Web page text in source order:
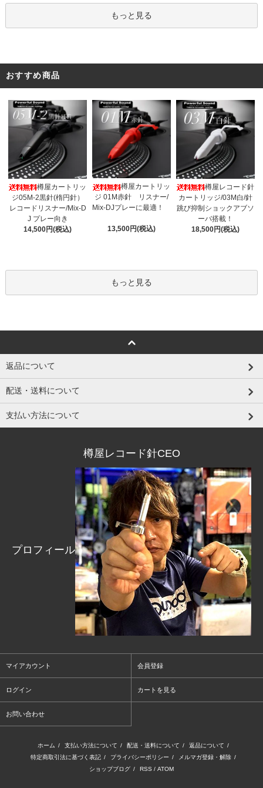
もっと見る
おすすめ商品
樽屋カートリッ
ジ05M-2黒針(楕円針）
レコードリスナー/Mix-D
J プレー向き
14,500円(税込)
樽屋カートリッ
ジ 01M赤針 リスナー/
Mix-DJプレーに最適！
13,500円(税込)
樽屋レコード針
カートリッジ/03M白/針
跳び抑制ショックアブソ
ーバ搭載！
18,500円(税込)
もっと見る
返品について
配送・送料について
支払い方法について
樽屋レコード針CEO
プロフィール
マイアカウント 会員登録
ログイン カートを見る
お問い合わせ
ホーム / 支払い方法について / 配送・送料について / 返品について /
特定商取引法に基づく表記 / プライバシーポリシー / メルマガ登録・解除 /
ショップブログ / RSS / ATOM